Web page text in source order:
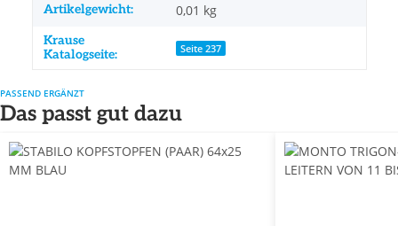
Artikelgewicht: 0,01 kg
Krause
Katalogseite:
Seite 237
PASSEND ERGÄNZT
Das passt gut dazu